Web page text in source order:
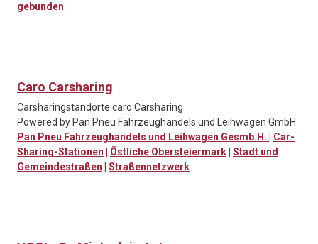
gebunden
Caro Carsharing
Carsharingstandorte caro Carsharing
Powered by Pan Pneu Fahrzeughandels und Leihwagen GmbH
Pan Pneu Fahrzeughandels und Leihwagen Gesmb.H.
Car-
Sharing-Stationen
Östliche Obersteiermark Stadt und
Gemeindestraßen
Straßennetzwerk